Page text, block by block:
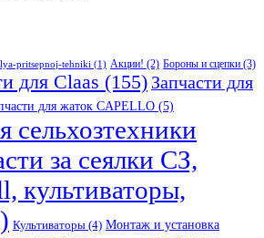
pritsepnoj-tehniki (1) Акции! (2) Бороны и сцепки (3)
для Claas (155) Запчасти для
для жаток CAPELLO (5)
сельхозтехники
за сеялки СЗ,
Культиваторы (4) Монтаж и установка